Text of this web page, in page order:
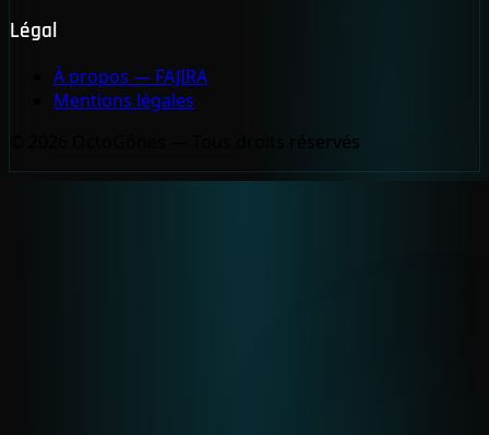
Légal
À propos — FAJIRA
Mentions légales
© 2026 OctoGônes — Tous droits réservés